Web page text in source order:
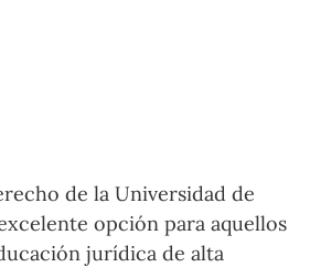
de la Universidad de
opción para aquellos
jurídica de alta